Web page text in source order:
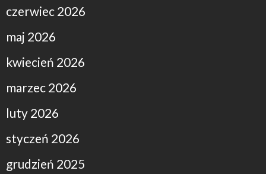
czerwiec 2026
maj 2026
kwiecień 2026
marzec 2026
luty 2026
styczeń 2026
grudzień 2025